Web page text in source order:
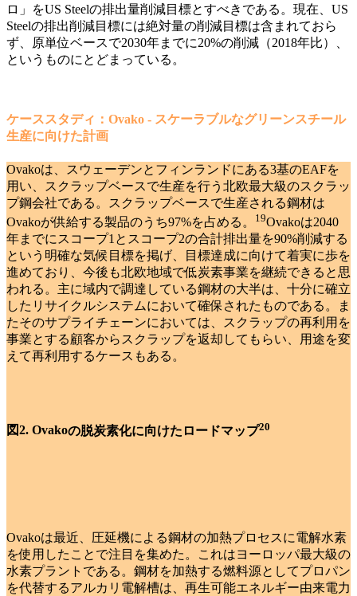
ロ」をUS Steelの排出量削減目標とすべきである。現在、US
Steelの排出削減目標には絶対量の削減目標は含まれておら
ず、原単位ベースで2030年までに20%の削減（2018年比）、
というものにとどまっている。
ケーススタディ：Ovako - スケーラブルなグリーンスチール
生産に向けた計画
Ovakoは、スウェーデンとフィンランドにある3基のEAFを
用い、スクラップベースで生産を行う北欧最大級のスクラッ
プ鋼会社である。スクラップベースで生産される鋼材は
Ovakoが供給する製品のうち97%を占める 。 19Ovakoは2040
年までにスコープ1とスコープ2の合計排出量を90%削減する
という明確な気候目標を掲げ、目標達成に向けて着実に歩を
進めており、今後も北欧地域で低炭素事業を継続できると思
われる。主に域内で調達している鋼材の大半は、十分に確立
したリサイクルシステムにおいて確保されたものである。ま
たそのサプライチェーンにおいては、スクラップの再利用を
事業とする顧客からスクラップを返却してもらい、用途を変
えて再利用するケースもある。
図2. Ovakoの脱炭素化に向けたロードマップ20
Ovakoは最近、圧延機による鋼材の加熱プロセスに電解水素
を使用したことで注目を集めた。これはヨーロッパ最大級の
水素プラントである。鋼材を加熱する燃料源としてプロパン
を代替するアルカリ電解槽は、再生可能エネルギー由来電力